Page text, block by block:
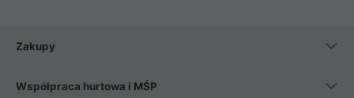
Zakupy
Współpraca hurtowa i MŚP